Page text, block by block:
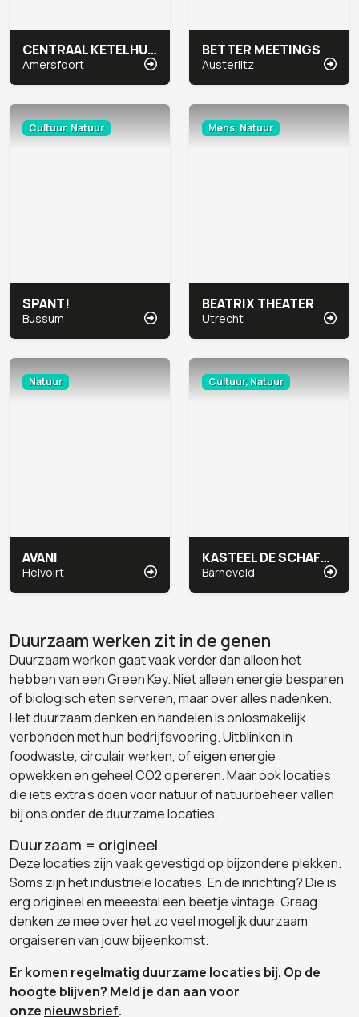
CENTRAAL KETELHUIS
Amersfoort
BETTER MEETINGS
Austerlitz
Cultuur, Natuur
SPANT!
Bussum
Mens, Natuur
BEATRIX THEATER
Utrecht
Natuur
AVANI
Helvoirt
Cultuur, Natuur
KASTEEL DE SCHAFFELAAR
Barneveld
Duurzaam werken zit in de genen
Duurzaam werken gaat vaak verder dan alleen het
hebben van een Green Key. Niet alleen energie besparen
of biologisch eten serveren, maar over alles nadenken.
Het duurzaam denken en handelen is onlosmakelijk
verbonden met hun bedrijfsvoering. Uitblinken in
foodwaste, circulair werken, of eigen energie
opwekken en geheel CO2 opereren. Maar ook locaties
die iets extra's doen voor natuur of natuurbeheer vallen
bij ons onder de duurzame locaties.
Duurzaam = origineel
Deze locaties zijn vaak gevestigd op bijzondere plekken.
Soms zijn het industriële locaties. En de inrichting? Die is
erg origineel en meeestal een beetje vintage. Graag
denken ze mee over het zo veel mogelijk duurzaam
orgaiseren van jouw bijeenkomst.
Er komen regelmatig duurzame locaties bij. Op de
hoogte blijven? Meld je dan aan voor
onze nieuwsbrief.